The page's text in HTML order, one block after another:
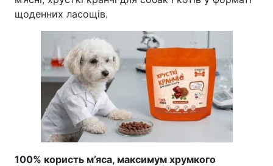
Зброя
Туризм
Цікавинки Погода
Екологія Регіони
Лонгріди
Відео з Youtube
щоденних ласощів.
100% користь м’яса, максимум хрумкого